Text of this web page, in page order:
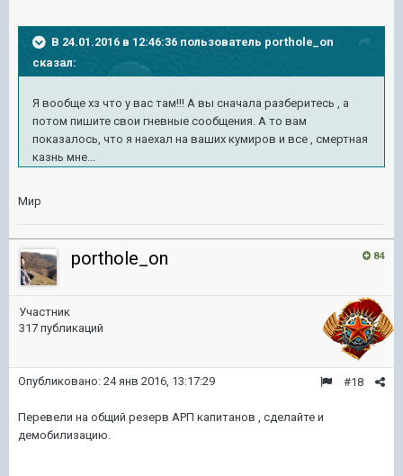
В 24.01.2016 в 12:46:36 пользователь porthole_on
сказал:
Я вообще хз что у вас там!!! А вы сначала разберитесь , а
потом пишите свои гневные сообщения. А то вам
показалось, что я наехал на ваших кумиров и все , смертная
казнь мне...
Мир
84
porthole_on
Участник
317 публикаций
#18
Опубликовано: 24 янв 2016, 13:17:29
Перевели на общий резерв АРП капитанов , сделайте и
демобилизацию.